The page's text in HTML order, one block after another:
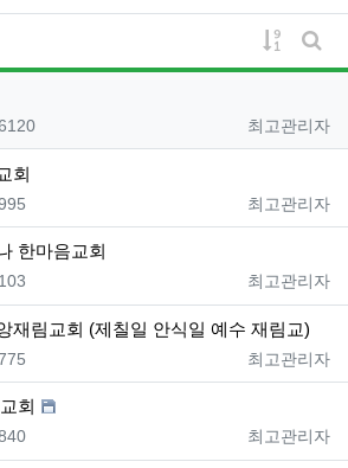
게시물
게
등록자
최고관리자
회
등록자
최고관리자
한마음교회
등록자
최고관리자
재림교회 (제칠일 안식일 예수 재림교)
등록자
최고관리자
회
등록자
최고관리자